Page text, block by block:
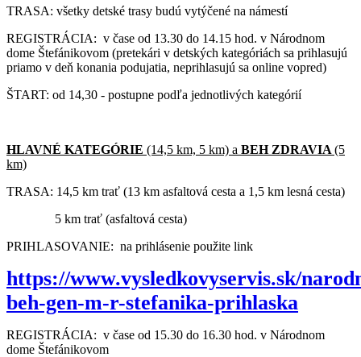
TRASA: všetky detské trasy budú vytýčené na námestí
REGISTRÁCIA: v čase od 13.30 do 14.15 hod. v Národnom
dome Štefánikovom (pretekári v detských kategóriách sa prihlasujú
priamo v deň konania podujatia, neprihlasujú sa online vopred)
ŠTART: od 14,30 - postupne podľa jednotlivých kategórií
HLAVNÉ KATEGÓRIE (14,5 km, 5 km) a BEH ZDRAVIA (5
km)
TRASA: 14,5 km trať (13 km asfaltová cesta a 1,5 km lesná cesta)
5 km trať (asfaltová cesta)
PRIHLASOVANIE: na prihlásenie použite link
https://www.vysledkovyservis.sk/
beh-gen-m-r-stefanika-prihlaska
REGISTRÁCIA: v čase od 15.30 do 16.30 hod. v Národnom
dome Štefánikovom